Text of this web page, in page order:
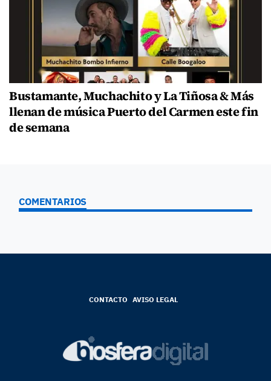
Bustamante, Muchachito y La Tiñosa & Más
llenan de música Puerto del Carmen este fin
de semana
COMENTARIOS
CONTACTO AVISO LEGAL